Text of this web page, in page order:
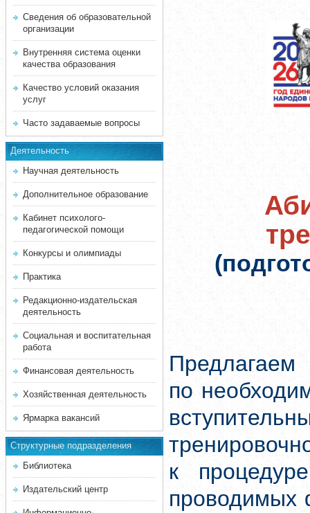
Сведения об образовательной
организации
Внутренняя система оценки
качества образования
Качество условий оказания
услуг
Часто задаваемые вопросы
Деятельность
Научная деятельность
Дополнительное образование
Кабинет психолого-
педагогической помощи
Конкурсы и олимпиады
Практика
Редакционно-издательская
деятельность
Социальная и воспитательная
работа
Финансовая деятельность
Хозяйственная деятельность
Ярмарка вакансий
Структурные подразделения
Библиотека
Издательский центр
Предлагаем
по
к
проводимых